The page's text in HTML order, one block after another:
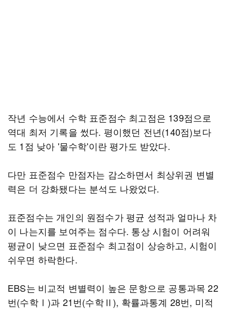
작년 수능에서 수학 표준점수 최고점은 139점으로
역대 최저 기록을 썼다. 평이했던 전년(140점)보다
도 1점 낮아 '물수학'이란 평가도 받았다.
다만 표준점수 만점자는 감소하면서 최상위권 변별
력은 더 강화됐다는 분석도 나왔었다.
표준점수는 개인의 원점수가 평균 성적과 얼마나 차
이 나는지를 보여주는 점수다. 통상 시험이 어려워
평균이 낮으면 표준점수 최고점이 상승하고, 시험이
쉬우면 하락한다.
EBS는 비교적 변별력이 높은 문항으로 공통과목 22
번(수학Ⅰ)과 21번(수학Ⅱ), 확률과통계 28번, 미적